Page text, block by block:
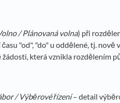
/ Plánovaná volna) při
"od", "do" u oddělené, tj.
žádosti, která vznikla rozdělením
/ Výběrové řízení– detail